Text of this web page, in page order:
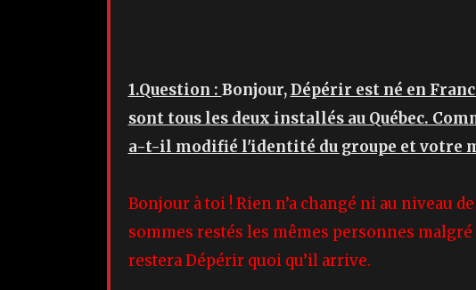
1.Question : Bonjour,Dépérir est né en
sont tous les deux installés au Québec.
a-t-il modifié l'identité du groupe et votre
Bonjour à toi ! Rien n’a changé ni au niveau
sommes restés les mêmes personnes
restera Dépérir quoi qu’il arrive.